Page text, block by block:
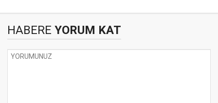
HABERE YORUM KAT